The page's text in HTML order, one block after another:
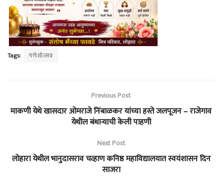
Tags: गणेशोत्सव
Previous Post
माकणी येथे खासदार ओमराजे निंबाळकर यांच्या हस्ते जलपूजन – राजेगाव
येथील बंधाऱ्याची केली पाहणी
Next Post
लोहारा येथील भानुदासराव चव्हाण कनिष्ठ महाविद्यालयात स्वयंशासन दिन
साजरा